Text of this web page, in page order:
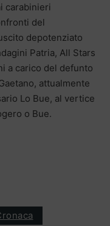
carabinieri
del
depotenziato
Patria, All Stars
a carico del defunto
attualmente
Lo Bue, al vertice
o Bue.